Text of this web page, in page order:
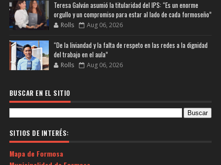
Teresa Galván asumió la titularidad del IPS: “Es un enorme
orgullo y un compromiso para estar al lado de cada formoseño”
Rolls Aug 06, 2026
“De la liviandad y la falta de respeto en las redes a la dignidad
del trabajo en el aula”
Rolls Aug 06, 2026
BUSCAR EN EL SITIO
SITIOS DE INTERÉS:
Mapa de Formosa